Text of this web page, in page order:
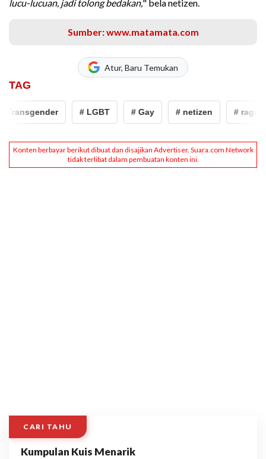
lucu-lucuan, jadi tolong bedakan," bela netizen.
Sumber: www.matamata.com
Atur, Baru Temukan
TAG
# LGBT # Gay # netizen # ragil
CARI TAHU
Kumpulan Kuis Menarik